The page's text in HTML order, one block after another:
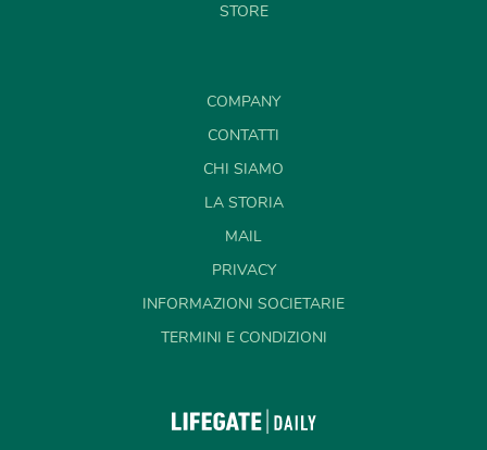
STORE
COMPANY
CONTATTI
CHI SIAMO
LA STORIA
MAIL
PRIVACY
INFORMAZIONI SOCIETARIE
TERMINI E CONDIZIONI